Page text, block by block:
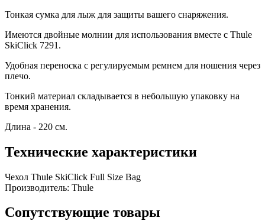
Тонкая сумка для лыж для защиты вашего снаряжения.
Имеются двойные молнии для использования вместе с Thule
SkiClick 7291.
Удобная переноска с регулируемым ремнем для ношения через
плечо.
Тонкий материал складывается в небольшую упаковку на
время хранения.
Длина - 220 см.
Технические характеристики
Чехол Thule SkiClick Full Size Bag
Производитель: Thule
Сопутствующие товары